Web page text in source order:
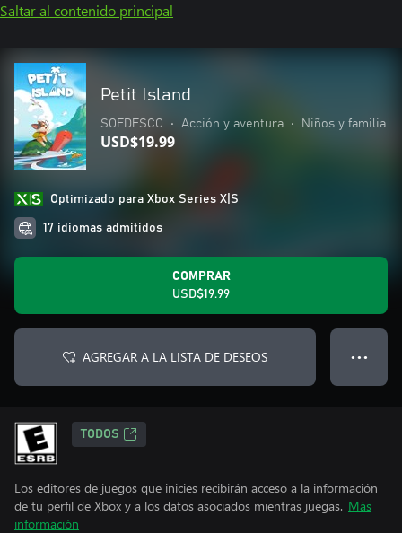
Saltar al contenido principal
Petit Island
SOEDESCO • Acción y aventura • Niños y familia
USD$19.99
Optimizado para Xbox Series X|S
17 idiomas admitidos
COMPRAR
USD$19.99
AGREGAR A LA LISTA DE DESEOS ● ● ●
TODOS
Los editores de juegos que inicies recibirán acceso a la información
de tu perfil de Xbox y a los datos asociados mientras juegas. Más
información